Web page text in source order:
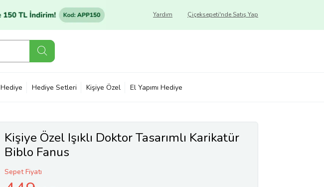
Çiçeksepeti'nde Satış Yap
Yardım
Hediye Hediye Setleri Kişiye Özel El Yapımı Hediye
Kişiye Özel Işıklı Doktor Tasarımlı Karikatür
Biblo Fanus
Sepet Fiyatı